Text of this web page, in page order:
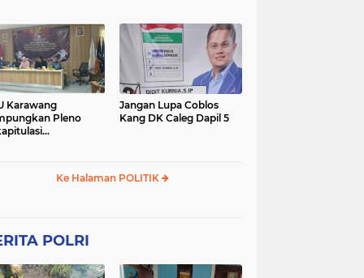
Karawang
Pleno
Jangan Lupa Coblos
Kang DK Caleg Dapil 5
Ke Halaman POLITIK
POLRI